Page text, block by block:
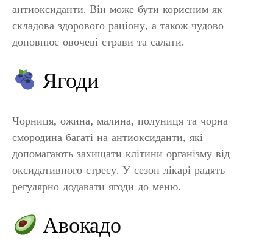
антиоксиданти. Він може бути корисним як
складова здорового раціону, а також чудово
доповнює овочеві страви та салати.
Ягоди
Чорниця, ожина, малина, полуниця та чорна
смородина багаті на антиоксиданти, які
допомагають захищати клітини організму від
оксидативного стресу. У сезон лікарі радять
регулярно додавати ягоди до меню.
Авокадо